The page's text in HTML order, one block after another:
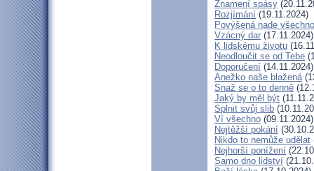
Znamení spásy
Rozjímání (19.11.2024)
Povýšená nade všechno
Vzácný dar (17.11.2024)
K lidskému životu
Neodloučit se od Tebe
Doporučení (14.11.2024)
Anežko naše blažená
Snaž se o to denně
Jaký by měl být
Splnit svůj slib
Ví všechno (09.11.2024)
Nejtěžší pokání
Nikdo to nemůže udělat
Nejhorší ponížení
Samo dno lidství